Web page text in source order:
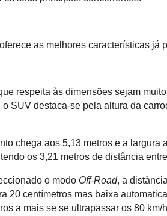
as melhores características já
respeita às dimensões sejam muito
o SUV destaca-se pela altura da
chega aos 5,13 metros e a largura
os 3,21 metros de distância
o modo Off-Road, a
20 centímetros mas baixa
a mais se se ultrapassar os 80 km/